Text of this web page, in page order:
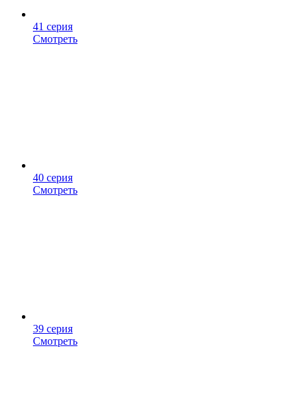
41 серия
Смотреть
40 серия
Смотреть
39 серия
Смотреть